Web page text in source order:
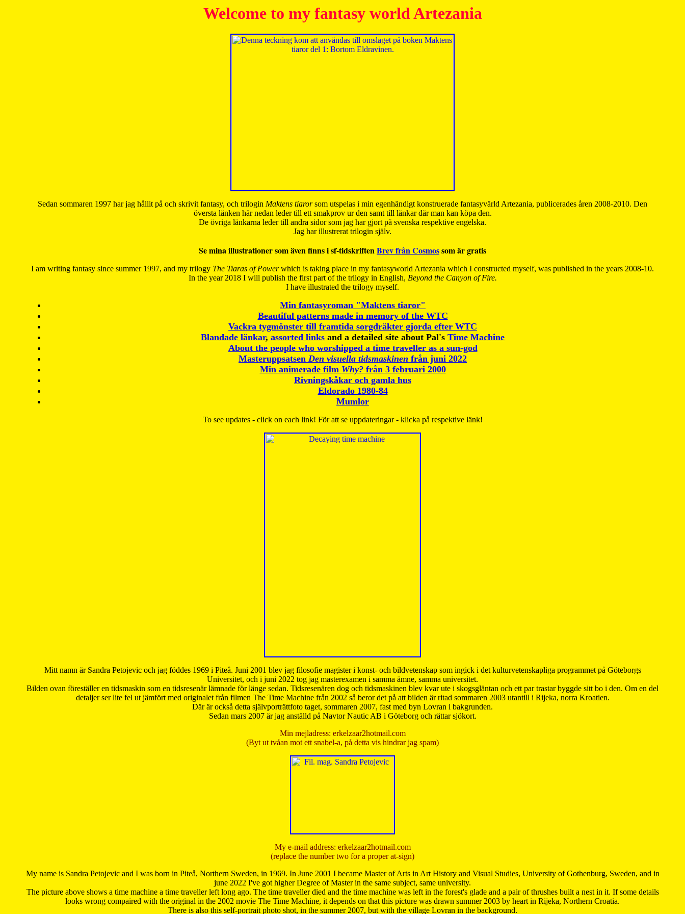
Welcome to my fantasy world Artezania
Sedan sommaren 1997 har jag hållit på och skrivit fantasy, och trilogin Maktens tiarorsom utspelas i min egenhändigt konstruerade fantasyvärld Artezania, publicerades åren 2008-2010. Den
översta länken här nedan leder till ett smakprov ur den samt till länkar där man kan köpa den.
De övriga länkarna leder till andra sidor som jag har gjort på svenska respektive engelska.
Jag har illustrerat trilogin själv.
Se mina illustrationer som även finns i sf-tidskriftenBrev från Cosmossom är gratis
I am writing fantasy since summer 1997, and my trilogy The Tiaras of Powerwhich is taking place in my fantasyworld Artezania which I constructed myself, was published in the years 2008-10.
In the year 2018 I will publish the first part of the trilogy in English, Beyond the Canyon of Fire.
I have illustrated the trilogy myself.
Min fantasyroman "Maktens tiaror"
Beautiful patterns made in memory of the WTC
Vackra tygmönster till framtida sorgdräkter gjorda efter WTC
Blandade länkar, assorted links and a detailed site about Pal's Time Machine
About the people who worshipped a time traveller as a sun-god
Masteruppsatsen Den visuella tidsmaskinen från juni 2022
Min animerade film Why?från 3 februari 2000
Rivningskåkar och gamla hus
Eldorado 1980-84
Mumlor
To see updates - click on each link! För att se uppdateringar - klicka på respektive länk!
Mitt namn är Sandra Petojevic och jag föddes 1969 i Piteå. Juni 2001 blev jag filosofie magister i konst- och bildvetenskap som ingick i det kulturvetenskapliga programmet på Göteborgs
Universitet, och i juni 2022 tog jag masterexamen i samma ämne, samma universitet.
Bilden ovan föreställer en tidsmaskin som en tidsresenär lämnade för länge sedan. Tidsresenären dog och tidsmaskinen blev kvar ute i skogsgläntan och ett par trastar byggde sitt bo i den. Om en del
detaljer ser lite fel ut jämfört med originalet från filmen The Time Machine från 2002 så beror det på att bilden är ritad sommaren 2003 utantill i Rijeka, norra Kroatien.
Där är också detta självporträttfoto taget, sommaren 2007, fast med byn Lovran i bakgrunden.
Sedan mars 2007 är jag anställd på Navtor Nautic AB i Göteborg och rättar sjökort.
Min mejladress: erkelzaar2hotmail.com
(Byt ut tvåan mot ett snabel-a, på detta vis hindrar jag spam)
My e-mail address: erkelzaar2hotmail.com
(replace the number two for a proper at-sign)
My name is Sandra Petojevic and I was born in Piteå, Northern Sweden, in 1969. In June 2001 I became Master of Arts in Art History and Visual Studies, University of Gothenburg, Sweden, and in
june 2022 I've got higher Degree of Master in the same subject, same university.
The picture above shows a time machine a time traveller left long ago. The time traveller died and the time machine was left in the forest's glade and a pair of thrushes built a nest in it. If some details
looks wrong compaired with the original in the 2002 movie The Time Machine, it depends on that this picture was drawn summer 2003 by heart in Rijeka, Northern Croatia.
There is also this self-portrait photo shot, in the summer 2007, but with the village Lovran in the background.